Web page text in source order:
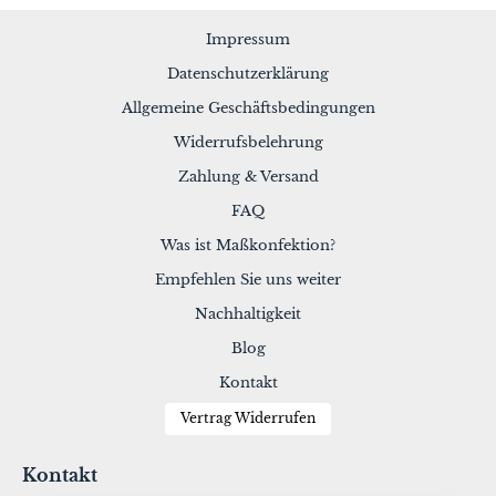
Impressum
Datenschutzerklärung
Allgemeine Geschäftsbedingungen
Widerrufsbelehrung
Zahlung & Versand
FAQ
Was ist Maßkonfektion?
Empfehlen Sie uns weiter
Nachhaltigkeit
Blog
Kontakt
Vertrag Widerrufen
Kontakt